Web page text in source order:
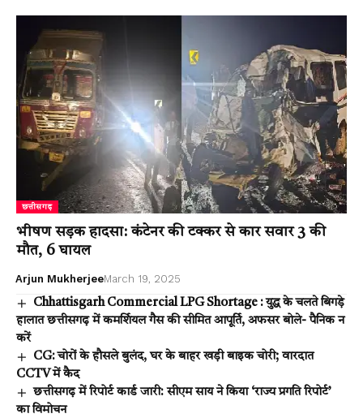
छत्तीसगढ़
भीषण सड़क हादसा: कंटेनर की टक्कर से कार सवार 3 की
मौत, 6 घायल
Arjun MukherjeeMarch 19, 2025
Chhattisgarh Commercial LPG Shortage : युद्ध के चलते बिगड़े
हालात छत्तीसगढ़ में कमर्शियल गैस की सीमित आपूर्ति, अफसर बोले- पैनिक न
करें
CG: चोरों के हौसले बुलंद, घर के बाहर खड़ी बाइक चोरी; वारदात
CCTV में कैद
छत्तीसगढ़ में रिपोर्ट कार्ड जारी: सीएम साय ने किया ‘राज्य प्रगति रिपोर्ट’
का विमोचन